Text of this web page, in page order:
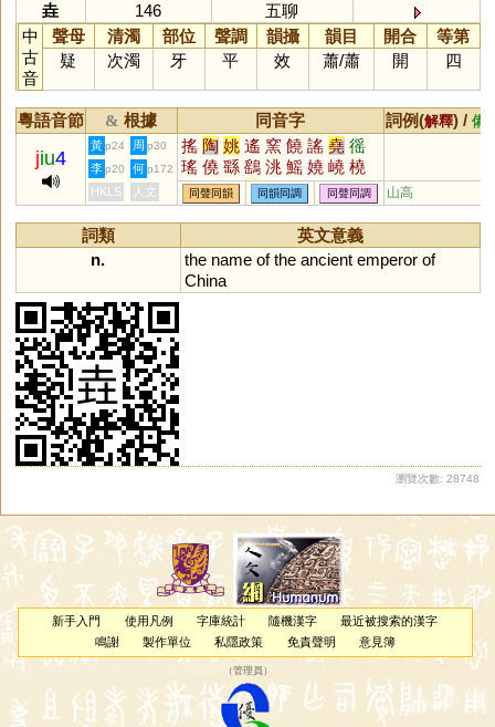
垚
146
五聊
中
古
音
聲母 清濁 部位 聲調 韻攝 韻目 開合
等第
疑
次濁 牙 平 效 蕭/蕭 開 四
粵語音節 & 根據 同音字 詞例(解釋) / 備
jiu4
黃 p24 周 p30 搖 陶 姚 遙 窯 饒 謠 堯 徭
瑤 僥 繇 鷂 洮 鰩 嬈 嶢 橈
猺 蟯 軺 䌛 媱 穘 烑 摿 顤
嗂 脁 襓 颻 蕘 銚 愮 傜 珧
榣
李 p20 何 p172
HKLS 人文 同聲同韻 同韻同調 同聲同調 山高
詞類
英文意義
n.
the name of the ancient emperor of
China
瀏覽次數: 28748
新手入門 使用凡例 字庫統計 隨機漢字
最近被搜索的漢字
鳴謝
製作單位 私隱政策 免責聲明 意見簿
（管理員 ）